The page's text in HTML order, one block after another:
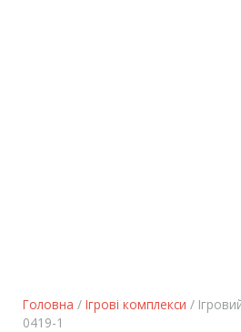
Головна / Ігрові комплекси /
0419-1